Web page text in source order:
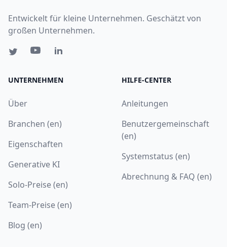
Entwickelt für kleine Unternehmen. Geschätzt von
großen Unternehmen.
UNTERNEHMEN
Über
Branchen (en)
Eigenschaften
Generative KI
Solo-Preise (en)
Team-Preise (en)
Blog (en)
HILFE-CENTER
Anleitungen
Benutzergemeinschaft
(en)
Systemstatus (en)
Abrechnung & FAQ (en)